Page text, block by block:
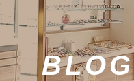
BLOG